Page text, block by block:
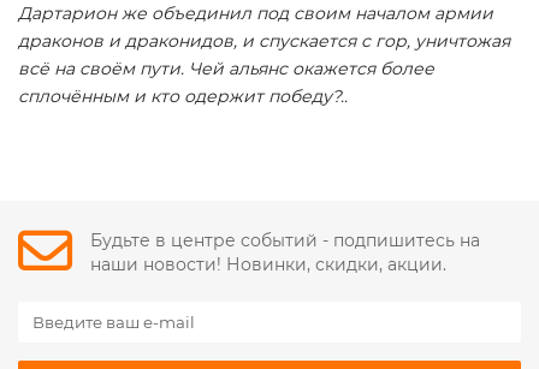
Дартарион же объединил под своим началом армии
драконов и драконидов, и спускается с гор, уничтожая
всё на своём пути. Чей альянс окажется более
сплочённым и кто одержит победу?..
Будьте в центре событий - подпишитесь на
наши новости! Новинки, скидки, акции.